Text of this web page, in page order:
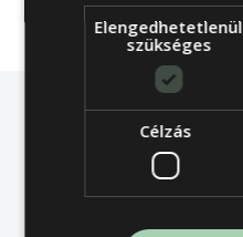
Elengedhetetlenül
szükséges
Célzás